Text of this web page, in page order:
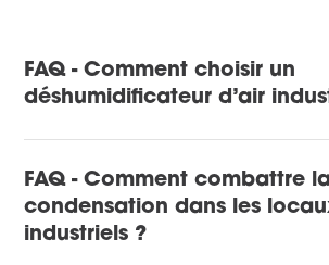
FAQ - Comment choisir un
déshumidificateur d’air
FAQ - Comment combattre
condensation dans les
industriels ?